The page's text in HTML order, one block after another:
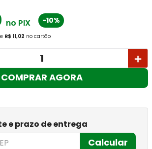
no PIX -10%
R$ 11,02 no cartão
＋
COMPRAR AGORA
e prazo de entrega
Calcular